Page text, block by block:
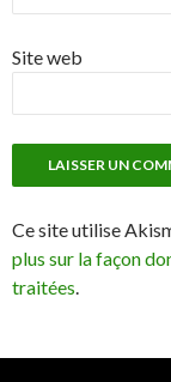
Site web
Ce site utilise
plus sur la façon
traitées.